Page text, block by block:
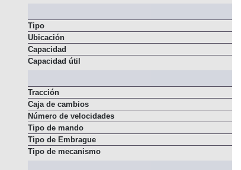
Tipo
Ubicación
Capacidad
Capacidad útil
Tracción
Caja de cambios
Número de velocidades
Tipo de mando
Tipo de Embrague
Tipo de mecanismo